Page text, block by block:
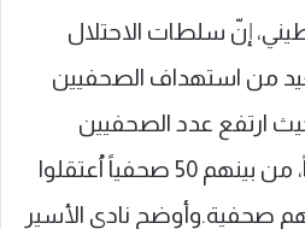
إنّ سلطات الاحتلال
من استهداف الصحفيين
ارتفع عدد الصحفيين
المعتقلين إلى 55 صحفياً، من بينهم 50 صحفياً اُعتقلوا
صحفية.وأوضح نادي الأسير